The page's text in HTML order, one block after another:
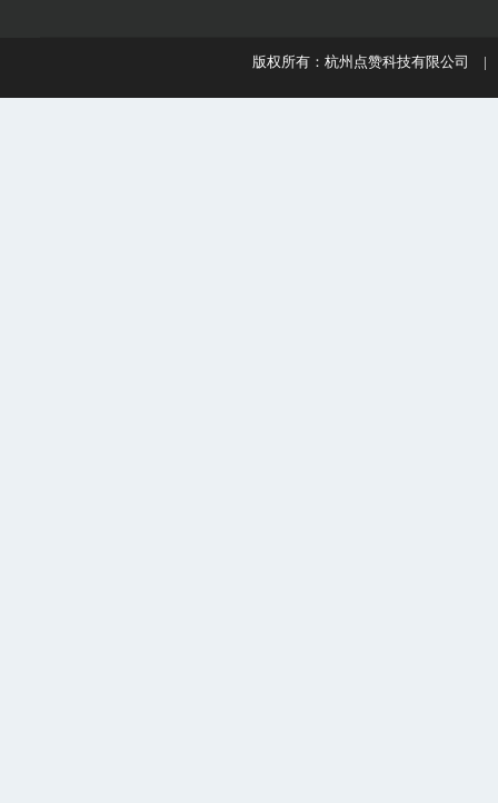
版权所有：杭州点赞科技有限公司